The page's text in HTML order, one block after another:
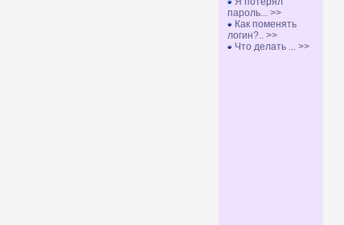
пароль... >>
Как поменять
логин?.. >>
Что делать ... >>